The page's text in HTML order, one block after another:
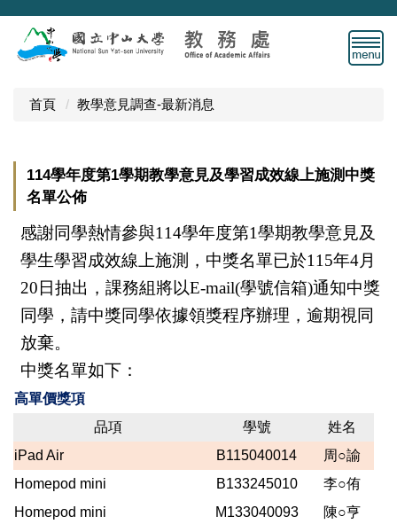
跳
主
首頁 教學意見調查-最新消息
114學年度第1學期教學意見及學習成效線上施測中獎
名單公佈
感謝同學熱情參與114學年度第1學期教學意見及
學生學習成效線上施測，中獎名單已於115年4月
20日抽出，課務組將以E-mail(學號信箱)通知中獎
同學，請中獎同學依據領獎程序辦理，逾期視同
放棄。
中獎名單如下 ：
高單價獎項
品項
學號
姓名
iPad Air
B115040014
周○諭
Homepod mini
B133245010
李○侑
Homepod mini
M133040093
陳○亨